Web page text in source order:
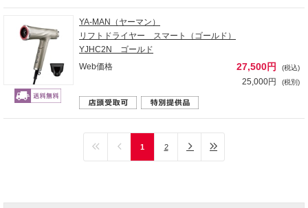
YA-MAN（ヤーマン）
リフトドライヤー スマート（ゴールド）
YJHC2N ゴールド
Web価格
27,500円 (税込)
25,000円 (税別)
1 2